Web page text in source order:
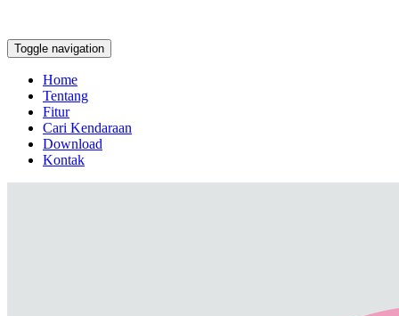
Toggle navigation
Home
Tentang
Fitur
Cari Kendaraan
Download
Kontak